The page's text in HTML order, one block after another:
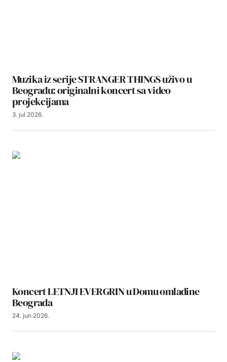
Muzika iz serije STRANGER THINGS uživo u
Beogradu: originalni koncert sa video
projekcijama
3. jul 2026.
Koncert LETNJI EVERGRIN u Domu omladine
Beograda
24. jun 2026.